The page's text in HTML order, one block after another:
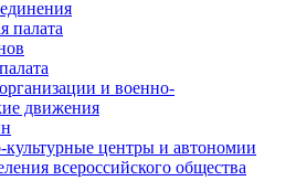
палата
и военно-
движения
центры и автономии
всероссийского общества